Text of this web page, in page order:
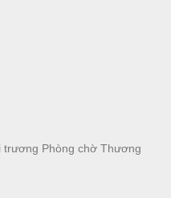
trương Phòng chờ Thương